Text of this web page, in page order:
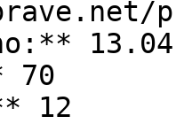
70
12